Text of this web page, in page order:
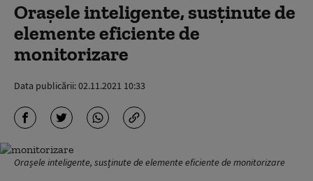
Orașele inteligente, susținute de
elemente eficiente de
monitorizare
Data publicării:02.11.2021 10:33
Orașele inteligente, susținute de elemente eficiente de monitorizare